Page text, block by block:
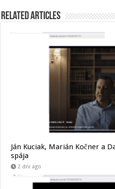
Related Articles
Ján Kuciak, Marián Kočner a
spája
2 dni ago